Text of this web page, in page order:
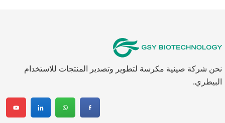
نحن شركة صينية مكرسة لتطوير وتصدير المنتجات للاستخدام
البيطري.